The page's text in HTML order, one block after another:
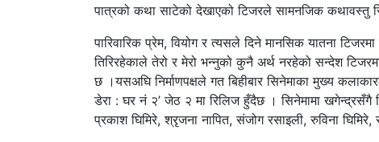
पात्रको कथा साटेको देखाएको टिजरले सामनजिक कथावस्तु
पारिवारिक प्रेम, वियोग र त्यसले दिने मानसिक यातना
तिरिरहेकाले तेरो र मेरो भन्नुको कुनै अर्थ नरहेको सन्देश
छ ।यसअघि निर्माणपक्षले गत बिहीबार सिनेमाका मुख्य
डेरा : घर नं २’ जेठ २ मा रिलिज हुँदैछ । सिनेमामा
प्रकाश घिमिरे, श्रृजना नापित, संजोग रसाइली, रुविना